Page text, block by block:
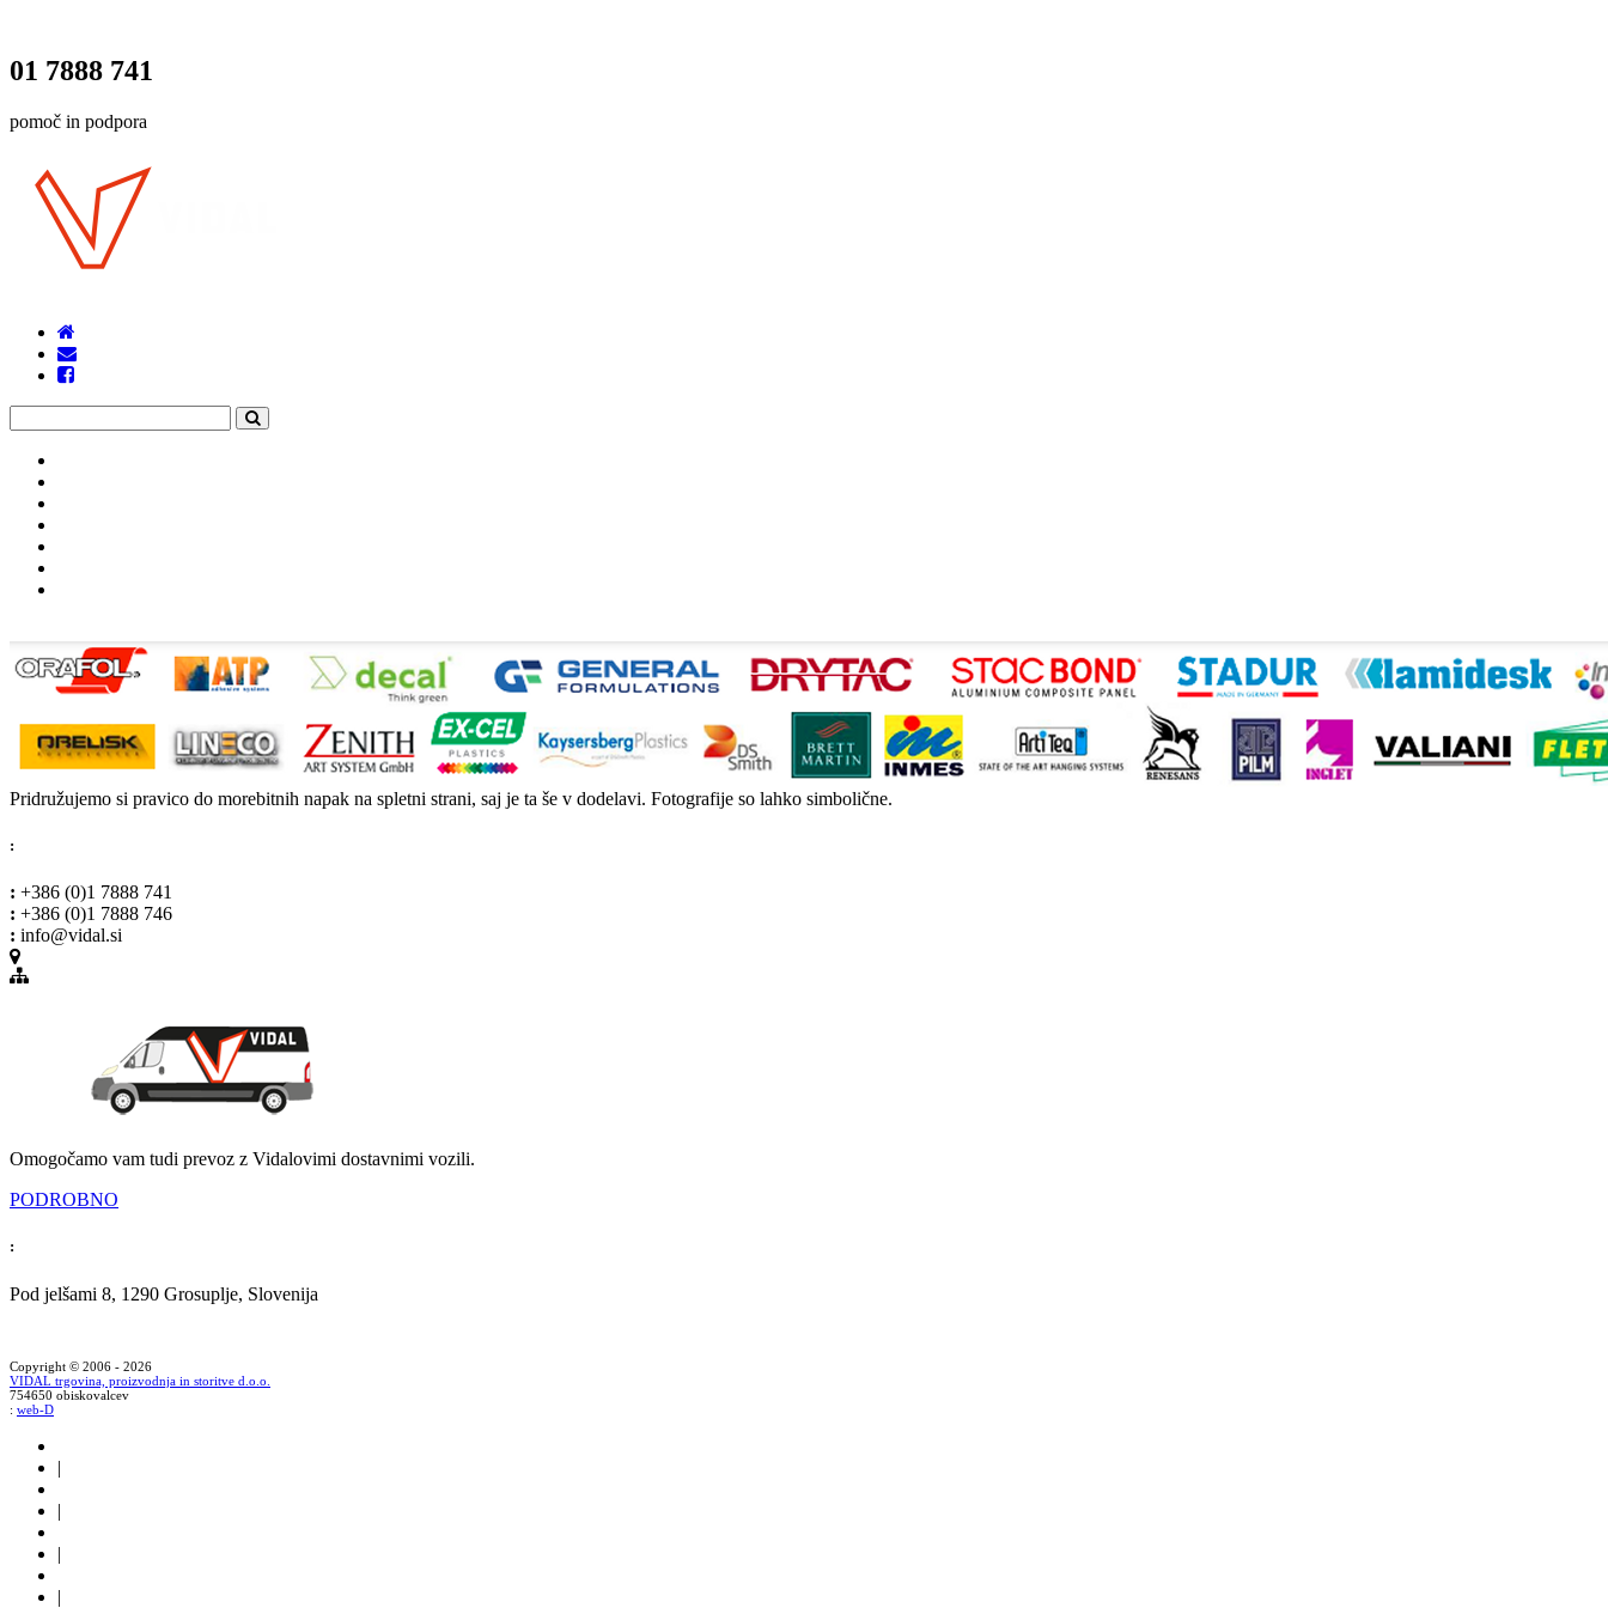
01 7888 741
pomoč in podpora
Pridružujemo si pravico do morebitnih napak na spletni strani, saj je ta še v dodelavi. Fotografije so lahko simbolične.
:
: +386 (0)1 7888 741
: +386 (0)1 7888 746
: info@vidal.si
Omogočamo vam tudi prevoz z Vidalovimi dostavnimi vozili.
PODROBNO
:
Pod jelšami 8, 1290 Grosuplje, Slovenija
Copyright © 2006 - 2026
VIDAL trgovina, proizvodnja in storitve d.o.o.
754650 obiskovalcev
: web-D
|
|
|
|